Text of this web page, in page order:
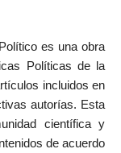
es una obra
Políticas de la
incluidos en
autorías. Esta
científica y
de acuerdo